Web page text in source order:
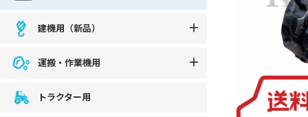
建機用（新品）
運搬・作業機用
トラクター用